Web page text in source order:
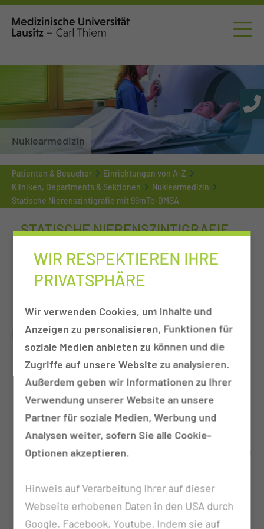
Nuklearmedizin
Patienten & Besucher
Einrichtungen von A-Z
Kliniken, Departments & Sektionen
Nuklearmedizin
Statische Nierenszintigrafie mit 99mTc-DMSA
STATISCHE NIERENSZINTIGRAFIE
MIT 99MTC-DMSA
IN WELCHEN FÄLLEN WIRD DIE UNTERSUCHUNG
Häufigste Indikation:
exakte Ermittlung der seitengetrennten
Funktion, auch bei höher gradiger
Funktionseinschränkung
Ermittlung der Partialfunktion bei
Doppelnieren
Feststellung von Existenz, Größe, Lage u. Form
Methode zur exakten Bestimmung der
Restfunktion vor Nephrektomie
Nachweis von Parenchymdefekten
WIR RESPEKTIEREN IHRE
PRIVATSPHÄRE
Wir verwenden Cookies, um Inhalte und
Anzeigen zu personalisieren, Funktionen für
soziale Medien anbieten zu können und die
Zugriffe auf unsere Website zu analysieren.
Außerdem geben wir Informationen zu Ihrer
Verwendung unserer Website an unsere
Partner für soziale Medien, Werbung und
Analysen weiter, sofern Sie alle Cookie-
Optionen akzeptieren.
Hinweis auf Verarbeitung Ihrer auf dieser
Webseite erhobenen Daten in den USA durch
Google, Facebook, Youtube. Indem sie auf